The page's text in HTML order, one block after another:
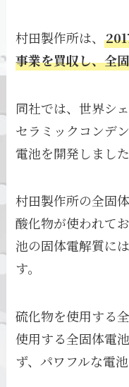
村田製作所は、
事業を買収し、全
同社では、世界シ
セラミックコンデ
電池を開発しました
村田製作所の全固
酸化物が使われて
池の固体電解質に
す。
硫化物を使用する
使用する全固体電
ず、パワフルな電